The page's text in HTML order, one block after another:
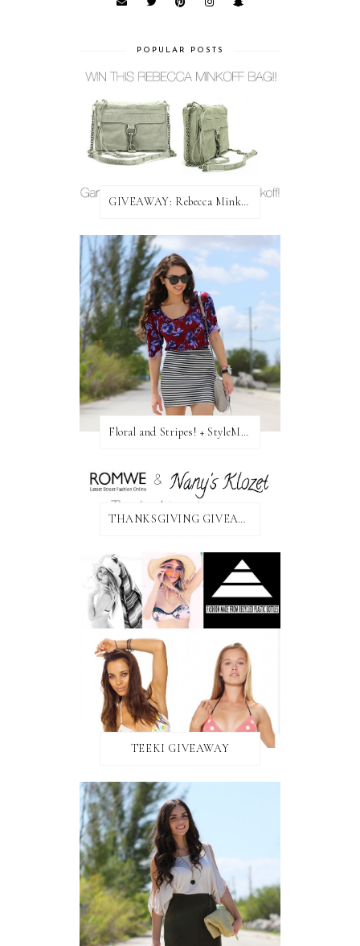
POPULAR POSTS
GIVEAWAY: Rebecca Minkoff Bag!
Floral and Stripes! + StyleMint GIVEAWAY!
THANKSGIVING GIVEAWAY!
TEEKI GIVEAWAY